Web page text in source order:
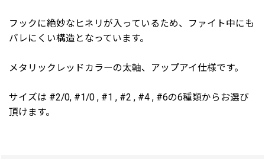
フックに絶妙なヒネリが入っているため、ファイト中にも
バレにくい構造となっています。
メタリックレッドカラーの太軸、アップアイ仕様です。
サイズは #2/0, #1/0 , #1 , #2 , #4 , #6の6種類からお選び
頂けます。